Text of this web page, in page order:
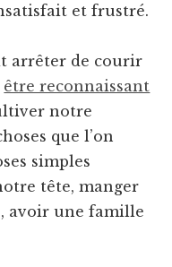
et frustré.
arrêter de courir
être reconnaissant
notre
que l’on
simples
tête, manger
avoir une famille